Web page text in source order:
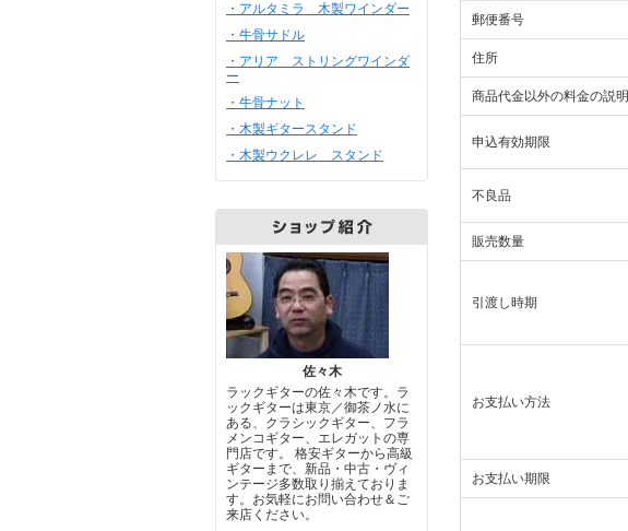
・アルタミラ 木製ワインダー
・牛骨サドル
・アリア ストリングワインダ
ー
・牛骨ナット
・木製ギタースタンド
・木製ウクレレ スタンド
佐々木
ラックギターの佐々木です。ラ
ックギターは東京／御茶ノ水に
ある、クラシックギター、フラ
メンコギター、エレガットの専
門店です。 格安ギターから高級
ギターまで、新品・中古・ヴィ
ンテージ多数取り揃えておりま
す。お気軽にお問い合わせ＆ご
来店ください。
郵便番号
住所
商品代金以外の料金の説明
申込有効期限
不良品
販売数量
引渡し時期
お支払い方法
お支払い期限